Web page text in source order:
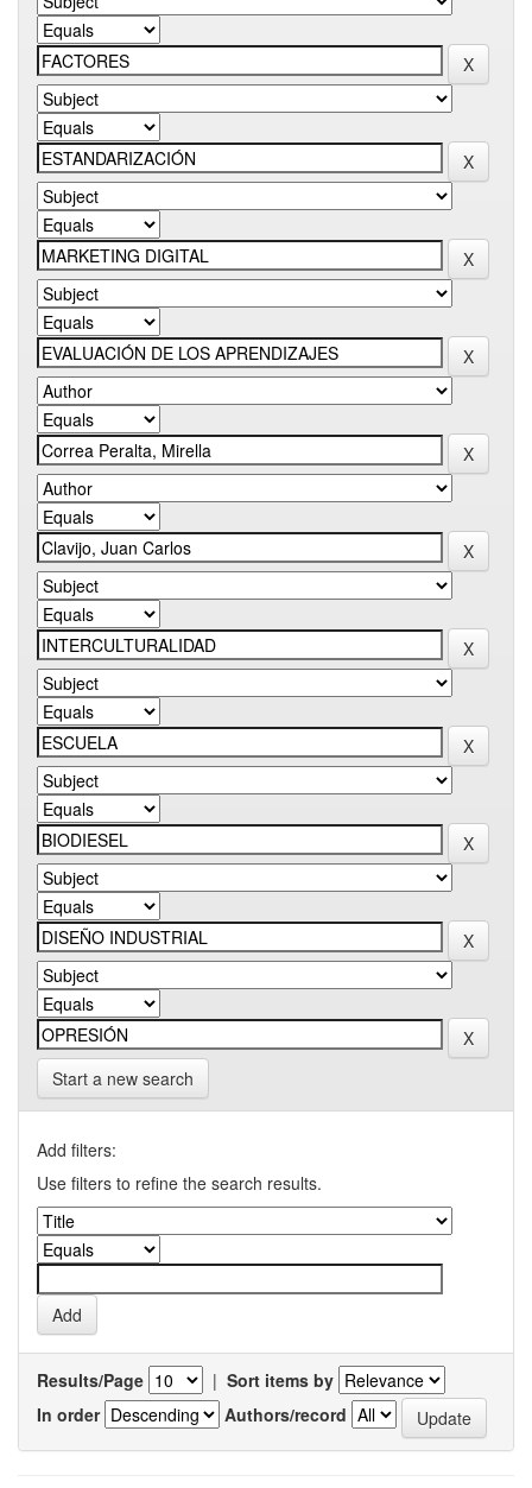
Start a new search
Add filters:
Use filters to refine the search results.
Results/Page | Sort items by
In order
Authors/record